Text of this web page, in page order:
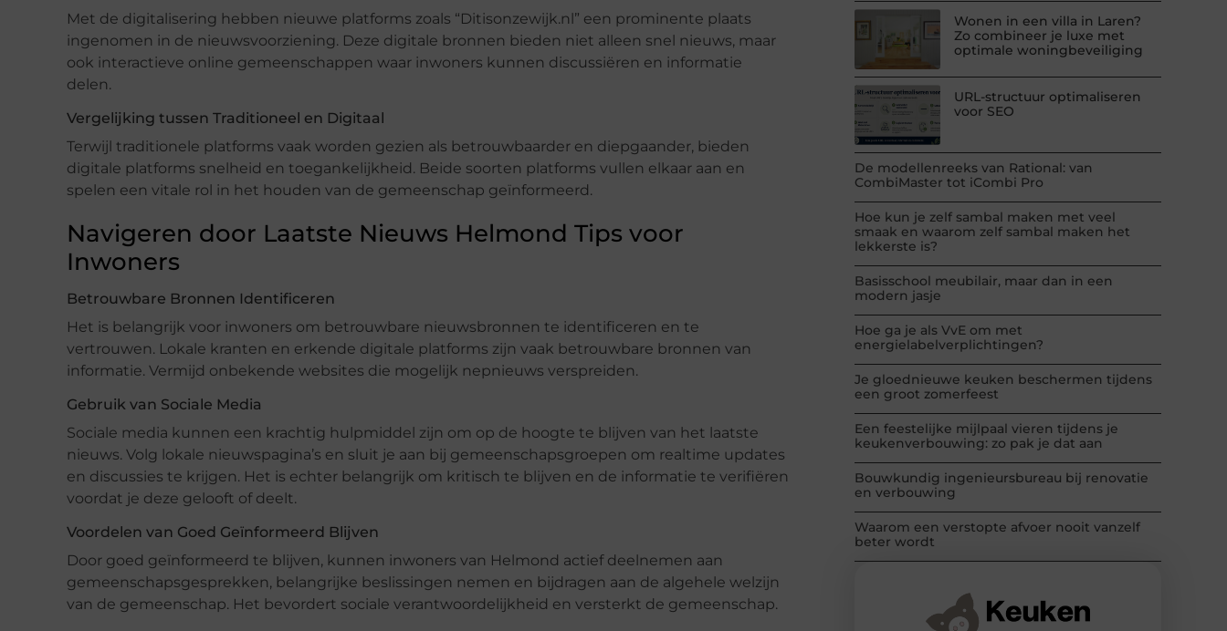
Met de digitalisering hebben nieuwe platforms zoals “Ditisonzewijk.nl” een prominente plaats
ingenomen in de nieuwsvoorziening. Deze digitale bronnen bieden niet alleen snel nieuws, maar
ook interactieve online gemeenschappen waar inwoners kunnen discussiëren en informatie
delen.
Vergelijking tussen Traditioneel en Digitaal
Terwijl traditionele platforms vaak worden gezien als betrouwbaarder en diepgaander, bieden
digitale platforms snelheid en toegankelijkheid. Beide soorten platforms vullen elkaar aan en
spelen een vitale rol in het houden van de gemeenschap geïnformeerd.
Navigeren door Laatste Nieuws Helmond Tips voor
Inwoners
Betrouwbare Bronnen Identificeren
Het is belangrijk voor inwoners om betrouwbare nieuwsbronnen te identificeren en te
vertrouwen. Lokale kranten en erkende digitale platforms zijn vaak betrouwbare bronnen van
informatie. Vermijd onbekende websites die mogelijk nepnieuws verspreiden.
Gebruik van Sociale Media
Sociale media kunnen een krachtig hulpmiddel zijn om op de hoogte te blijven van het laatste
nieuws. Volg lokale nieuwspagina’s en sluit je aan bij gemeenschapsgroepen om realtime updates
en discussies te krijgen. Het is echter belangrijk om kritisch te blijven en de informatie te verifiëren
voordat je deze gelooft of deelt.
Voordelen van Goed Geïnformeerd Blijven
Door goed geïnformeerd te blijven, kunnen inwoners van Helmond actief deelnemen aan
gemeenschapsgesprekken, belangrijke beslissingen nemen en bijdragen aan de algehele welzijn
van de gemeenschap. Het bevordert sociale verantwoordelijkheid en versterkt de gemeenschap.
Wonen in een villa in Laren?
Zo combineer je luxe met
optimale woningbeveiliging
URL-structuur optimaliseren
voor SEO
De modellenreeks van Rational: van
CombiMaster tot iCombi Pro
Hoe kun je zelf sambal maken met veel
smaak en waarom zelf sambal maken het
lekkerste is?
Basisschool meubilair, maar dan in een
modern jasje
Hoe ga je als VvE om met
energielabelverplichtingen?
Je gloednieuwe keuken beschermen tijdens
een groot zomerfeest
Een feestelijke mijlpaal vieren tijdens je
keukenverbouwing: zo pak je dat aan
Bouwkundig ingenieursbureau bij renovatie
en verbouwing
Waarom een verstopte afvoer nooit vanzelf
beter wordt